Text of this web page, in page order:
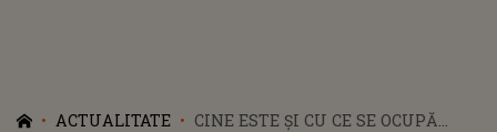
ACTUALITATE
CINE ESTE ȘI CU CE SE OCUPĂ